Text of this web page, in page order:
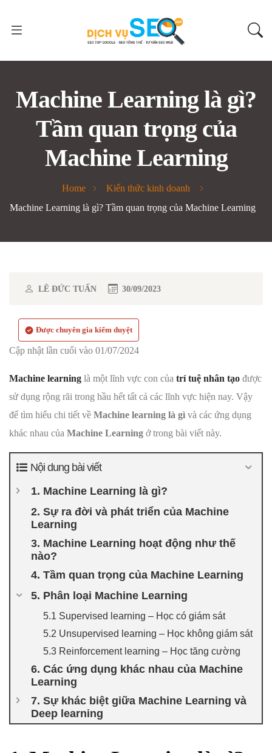
Machine Learning là gì?
Tầm quan trọng của
Machine Learning
Home
Kiến thức kinh doanh
Machine Learning là gì? Tầm quan trọng của Machine Learning
LÊ ĐỨC TUẤN 30/09/2023
Được chuyên gia kiểm duyệt
Cập nhật lần cuối vào 01/07/2024
Machine learning là một lĩnh vực con của trí tuệ nhân tạo được
sử dụng rộng rãi trong hầu hết tất cả các lĩnh vực hiện nay. Vậy
để tìm hiểu chi tiết về Machine learning là gì và các ứng dụng
khác nhau của Machine Learning ở trong bài viết này.
Nội dung bài viết
1. Machine Learning là gì?
2. Sự ra đời và phát triển của Machine
Learning
3. Machine Learning hoạt động như thế
nào?
4. Tầm quan trọng của Machine Learning
5. Phân loại Machine Learning
5.1 Supervised learning – Học có giám sát
5.2 Unsupervised learning – Học không giám sát
5.3 Reinforcement learning – Học tăng cường
6. Các ứng dụng khác nhau của Machine
Learning
7. Sự khác biệt giữa Machine Learning và
Deep learning